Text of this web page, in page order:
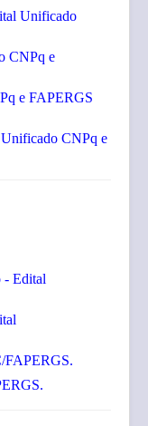
Unificado
CNPq e
e FAPERGS
CNPq e
- Edital
FAPERGS.